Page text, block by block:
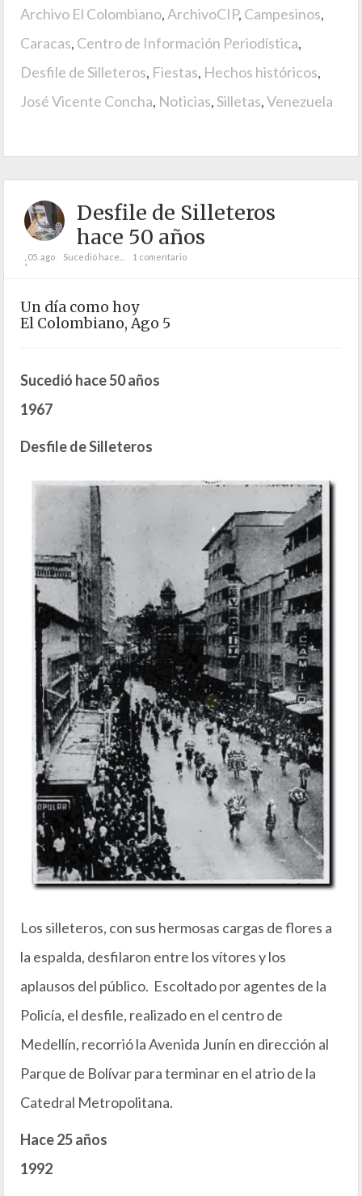
Archivo El Colombiano,ArchivoCIP, Campesinos,
Caracas, Centro de Información Periodística,
Desfile de Silleteros, Fiestas, Hechos históricos,
José Vicente Concha, Noticias,Silletas,Venezuela
Desfile de Silleteros
hace 50 años
;05. ago Sucedió hace... 1 comentario
Un día como hoy
El Colombiano, Ago 5
Sucedió hace 50 años
1967
Desfile de Silleteros
Los silleteros, con sus hermosas cargas de flores a
la espalda, desfilaron entre los vítores y los
aplausos del público. Escoltado por agentes de la
Policía, el desfile, realizado en el centro de
Medellín, recorrió la Avenida Junín en dirección al
Parque de Bolívar para terminar en el atrio de la
Catedral Metropolitana.
Hace 25 años
1992